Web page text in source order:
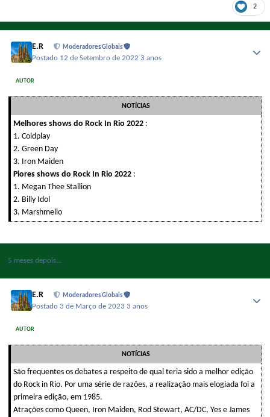
2
E.R Moderadores Globais
Postado 12 de Setembro de 2022 3 anos
AUTOR
NOTÍCIAS
Melhores shows do Rock In Rio 2022 :
1. Coldplay
2. Green Day
3. Iron Maiden
Piores shows do Rock In Rio 2022 :
1. Megan Thee Stallion
2. Billy Idol
3. Marshmello
5 meses depois...
E.R Moderadores Globais
Postado 3 de Março de 2023 3 anos
AUTOR
NOTÍCIAS
São frequentes os debates a respeito de qual teria sido a melhor edição
do Rock in Rio. Por uma série de razões, a realização mais elogiada foi a
primeira edição, em 1985.
Atrações como Queen, Iron Maiden, Rod Stewart, AC/DC, Yes e James